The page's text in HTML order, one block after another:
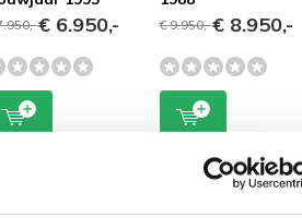
€ 6.950,- € 9.950,-€ 8.950,-